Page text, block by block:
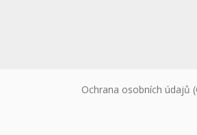
Ochrana osobních údajů